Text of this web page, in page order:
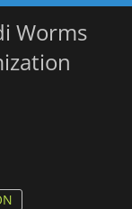
Worms